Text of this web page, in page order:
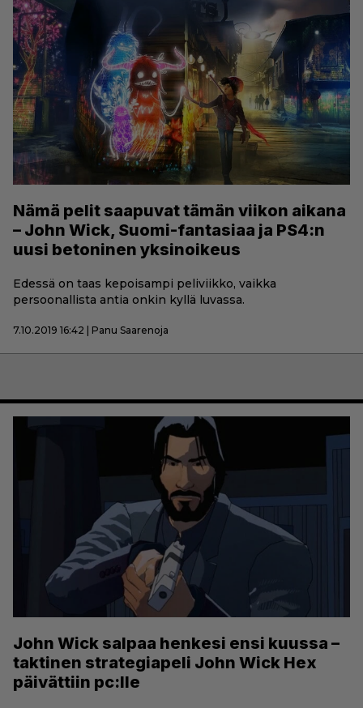
Nämä pelit saapuvat tämän viikon aikana
– John Wick, Suomi-fantasiaa ja PS4:n
uusi betoninen yksinoikeus
Edessä on taas kepoisampi peliviikko, vaikka
persoonallista antia onkin kyllä luvassa.
7.10.2019 16:42 | Panu Saarenoja
John Wick salpaa henkesi ensi kuussa –
taktinen strategiapeli John Wick Hex
päivättiin pc:lle